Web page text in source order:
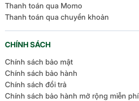
Thanh toán qua Momo
Thanh toán qua chuyển khoản
CHÍNH SÁCH
Chính sách bảo mật
Chính sách bảo hành
Chính sách đổi trả
Chính sách bảo hành mở rộng miễn phí